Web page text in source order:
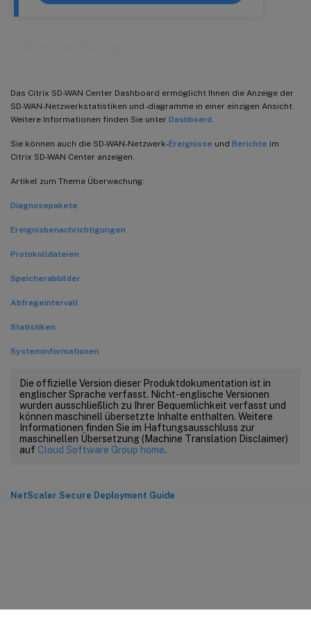
Das Citrix SD-WAN Center Dashboard ermöglicht Ihnen die Anzeige der
SD-WAN-Netzwerkstatistiken und -diagramme in einer einzigen Ansicht.
Weitere Informationen finden Sie unter Dashboard
Sie können auch die SD-WAN-Netzwerk-Ereignisse und Berichte im
Citrix SD-WAN Center anzeigen.
Artikel zum Thema Überwachung:
Diagnosepakete
Ereignisbenachrichtigungen
Protokolldateien
Speicherabbilder
Abfrageintervall
Statistiken
Systeminformationen
Die offizielle Version dieser Produktdokumentation ist in
englischer Sprache verfasst. Nicht-englische Versionen
wurden ausschließlich zu Ihrer Bequemlichkeit verfasst und
können maschinell übersetzte Inhalte enthalten. Weitere
Informationen finden Sie im Haftungsausschluss zur
maschinellen Übersetzung (Machine Translation Disclaimer)
auf Cloud Software Group home.
NetScaler Secure Deployment Guide